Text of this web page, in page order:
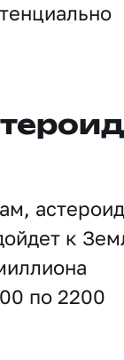
астероид
к
по 2200